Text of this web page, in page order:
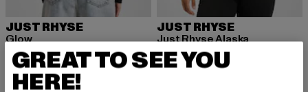
JUST RHYSE
Glow
27,99 EUR
Derzeitiger Preis: 27,99 EUR
49,99 EURAktionspreis: 49,99 EUR
JUST RHYSE
Just Rhyse Alaska
23,99 EUR
Derzeitiger Preis: 23,99 EUR
39,99 EUR
GREAT TO SEE YOU
HERE!